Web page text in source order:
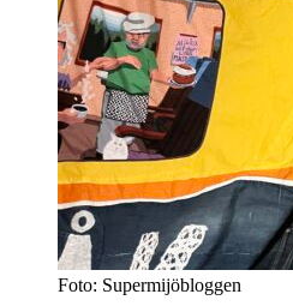
Foto: Supermijöbloggen